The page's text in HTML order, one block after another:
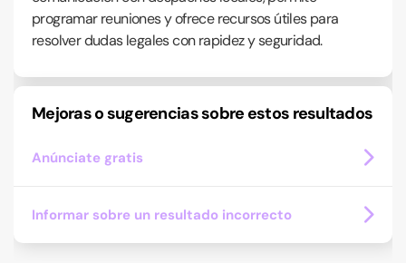
programar reuniones y ofrece recursos útiles para
resolver dudas legales con rapidez y seguridad.
Mejoras o sugerencias sobre estos resultados
Anúnciate gratis
Informar sobre un resultado incorrecto